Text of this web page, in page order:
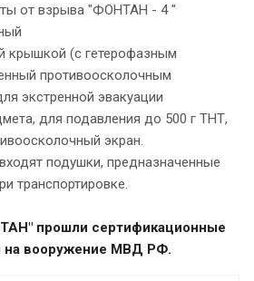
от взрыва "ФОНТАН - 4 "
крышкой (с гетерофазным
противоосколочным
экстренной эвакуации
для подавления до 500 г ТНТ,
экран.
подушки, предназначенные
транспортировке.
прошли сертификационные
на вооружение МВД РФ.